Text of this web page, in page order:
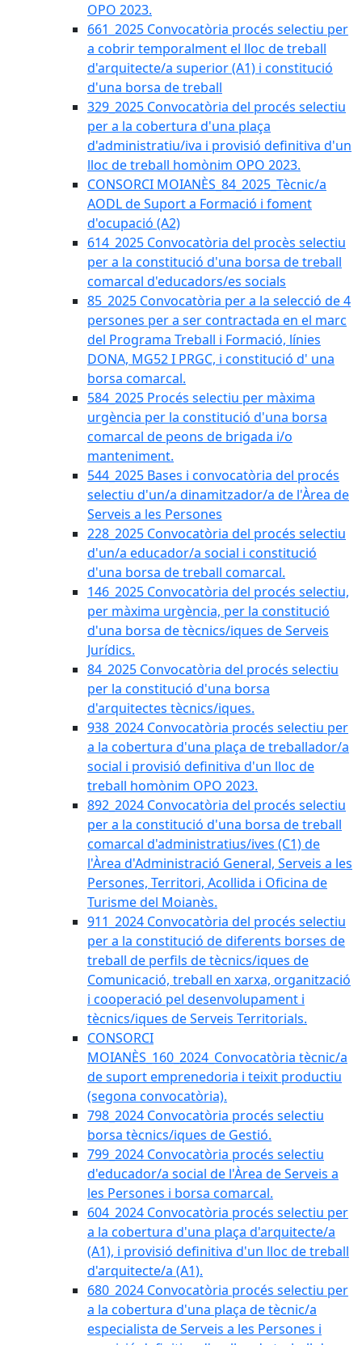
OPO 2023.
661_2025 Convocatòria procés selectiu per
a cobrir temporalment el lloc de treball
d'arquitecte/a superior (A1) i constitució
d'una borsa de treball
329_2025 Convocatòria del procés selectiu
per a la cobertura d'una plaça
d'administratiu/iva i provisió definitiva d'un
lloc de treball homònim OPO 2023.
CONSORCI MOIANÈS_84_2025_Tècnic/a
AODL de Suport a Formació i foment
d'ocupació (A2)
614_2025 Convocatòria del procès selectiu
per a la constitució d'una borsa de treball
comarcal d'educadors/es socials
85_2025 Convocatòria per a la selecció de 4
persones per a ser contractada en el marc
del Programa Treball i Formació, línies
DONA, MG52 I PRGC, i constitució d' una
borsa comarcal.
584_2025 Procés selectiu per màxima
urgència per la constitució d'una borsa
comarcal de peons de brigada i/o
manteniment.
544_2025 Bases i convocatòria del procés
selectiu d'un/a dinamitzador/a de l'Àrea de
Serveis a les Persones
228_2025 Convocatòria del procés selectiu
d'un/a educador/a social i constitució
d'una borsa de treball comarcal.
146_2025 Convocatòria del procés selectiu,
per màxima urgència, per la constitució
d'una borsa de tècnics/iques de Serveis
Jurídics.
84_2025 Convocatòria del procés selectiu
per la constitució d'una borsa
d'arquitectes tècnics/iques.
938_2024 Convocatòria procés selectiu per
a la cobertura d'una plaça de treballador/a
social i provisió definitiva d'un lloc de
treball homònim OPO 2023.
892_2024 Convocatòria del procés selectiu
per a la constitució d'una borsa de treball
comarcal d'administratius/ives (C1) de
l'Àrea d'Administració General, Serveis a les
Persones, Territori, Acollida i Oficina de
Turisme del Moianès.
911_2024 Convocatòria del procés selectiu
per a la constitució de diferents borses de
treball de perfils de tècnics/iques de
Comunicació, treball en xarxa, organització
i cooperació pel desenvolupament i
tècnics/iques de Serveis Territorials.
CONSORCI
MOIANÈS_160_2024_Convocatòria tècnic/a
de suport emprenedoria i teixit productiu
(segona convocatòria).
798_2024 Convocatòria procés selectiu
borsa tècnics/iques de Gestió.
799_2024 Convocatòria procés selectiu
d'educador/a social de l'Àrea de Serveis a
les Persones i borsa comarcal.
604_2024 Convocatòria procés selectiu per
a la cobertura d'una plaça d'arquitecte/a
(A1), i provisió definitiva d'un lloc de treball
d'arquitecte/a (A1).
680_2024 Convocatòria procés selectiu per
a la cobertura d'una plaça de tècnic/a
especialista de Serveis a les Persones i